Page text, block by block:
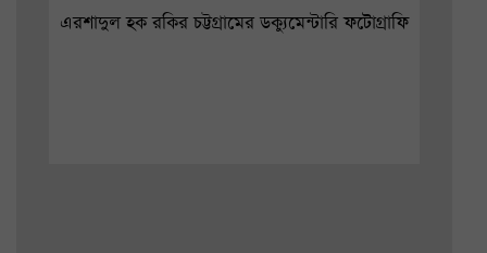
এরশাদুল হক রকির চট্টগ্রামের ডক্যুমেন্টারি ফটোগ্রাফি